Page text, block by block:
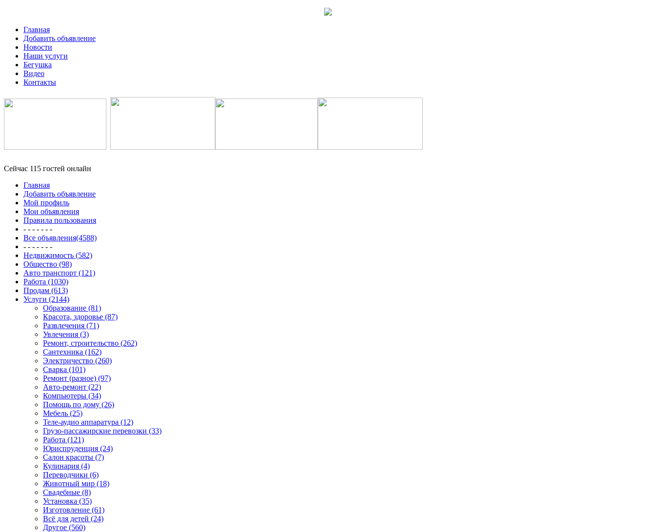
Главная
Добавить объявление
Новости
Наши услуги
Бегушка
Видео
Контакты
Сейчас 115 гостей онлайн
Главная
Добавить объявление
Мой профиль
Мои объявления
Правила пользования
- - - - - - -
Все объявления(4588)
- - - - - - -
Недвижимость (582)
Общество (98)
Авто транспорт (121)
Работа (1030)
Продам (613)
Услуги (2144)
Образование (81)
Красота, здоровье (87)
Развлечения (71)
Увлечения (3)
Ремонт, строительство (262)
Сантехника (162)
Электричество (260)
Сварка (101)
Ремонт (разное) (97)
Авто-ремонт (22)
Компьютеры (34)
Помощь по дому (26)
Мебель (25)
Теле-аудио аппаратура (12)
Грузо-пассажирские перевозки (33)
Работа (121)
Юриспруденция (24)
Салон красоты (7)
Кулинария (4)
Переводчики (6)
Животный мир (18)
Свадебные (8)
Установка (35)
Изготовление (61)
Всё для детей (24)
Другое (560)